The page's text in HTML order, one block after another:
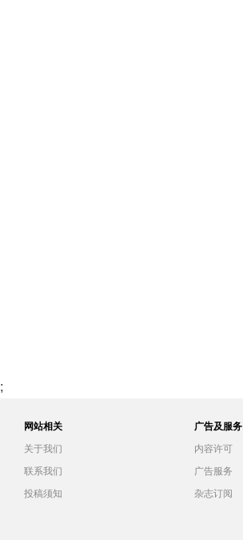
;
网站相关
关于我们
联系我们
投稿须知
广告及服务
内容许可
广告服务
杂志订阅